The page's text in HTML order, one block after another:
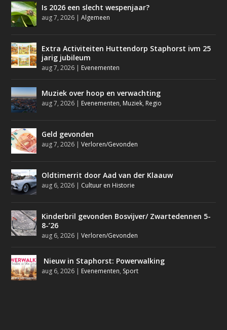
Is 2026 een slecht wespenjaar?
aug 7, 2026 |Algemeen
Extra Activiteiten Huttendorp Staphorst ivm 25
jarig jubileum
aug 7, 2026 | Evenementen
Muziek over hoop en verwachting
aug 7, 2026 | Evenementen, Muziek, Regio
Geld gevonden
aug 7, 2026 |Verloren/Gevonden
Oldtimerrit door Aad van der Klaauw
aug 6, 2026 | Cultuur en Historie
Kinderbril gevonden Bosvijver/ Zwartedennen 5-
8-’26
aug 6, 2026 |Verloren/Gevonden
Nieuw in Staphorst: Powerwalking
aug 6, 2026 | Evenementen, Sport